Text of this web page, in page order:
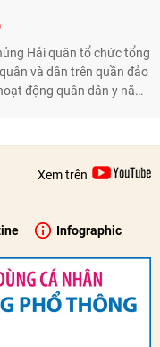
Hải quân tổ chức tổng
và dân trên quần đảo
động quân dân y năm
sĩ và nhân dân trên
Xem trên
Infographic